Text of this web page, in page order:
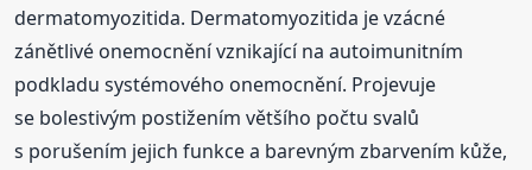
dermatomyozitida. Dermatomyozitida je vzácné
zánětlivé onemocnění vznikající na autoimunitním
podkladu systémového onemocnění. Projevuje
se bolestivým postižením většího počtu svalů
s porušením jejich funkce a barevným zbarvením kůže,